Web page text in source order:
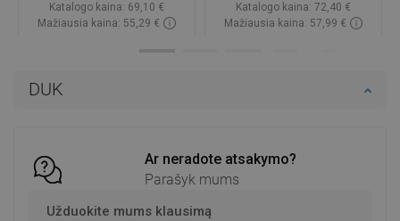
DUK
Ar neradote atsakymo?
Parašyk mums
Užduokite mums klausimą
Katalogo kaina: 69,10 €
Mažiausia kaina: 55,29 €
Katalogo kaina: 72,40 €
Mažiausia kaina: 57,99 €